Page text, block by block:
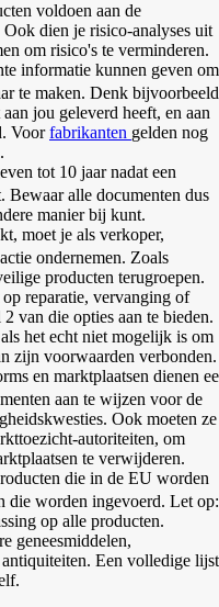
voldoen aan de
dien je risico-analyses uit
om risico's te verminderen.
informatie kunnen geven om
te maken. Denk bijvoorbeeld
jou geleverd heeft, en aan
Voorfabrikanten gelden nog
tot 10 jaar nadat een
Bewaar alle documenten dus
manier bij kunt.
moet je als verkoper,
ondernemen. Zoals
producten terugroepen.
reparatie, vervanging of
van die opties aan te bieden.
het echt niet mogelijk is om
zijn voorwaarden verbonden.
en marktplaatsen dienen
aan te wijzen voor de
Ook moeten ze
autoriteiten, om
te verwijderen.
die in de EU worden
die worden ingevoerd. Let op:
op alle producten.
geneesmiddelen,
Een volledige lijst